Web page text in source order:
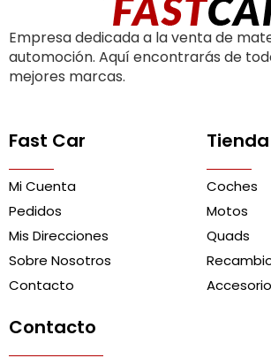
Empresa dedicada a la venta de
automoción. Aquí encontrarás de
mejores marcas.
Fast Car
Mi Cuenta
Pedidos
Mis Direcciones
Sobre Nosotros
Contacto
Tienda
Coches
Motos
Quads
Contacto